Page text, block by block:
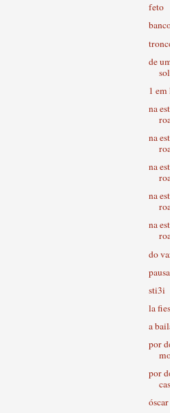
feto
de
sol
1 em
na
na
na
na
na
do
sti3i
la
a
por
por